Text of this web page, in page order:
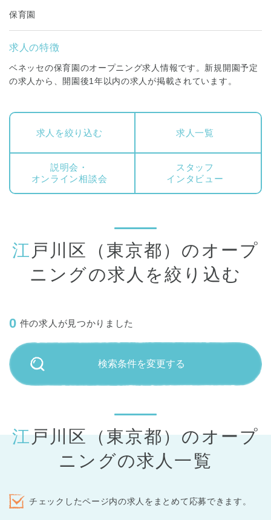
保育園
求人の特徴
ベネッセの保育園のオープニング求人情報です。新規開園予定
の求人から、開園後1年以内の求人が掲載されています。
求人を絞り込む 求人一覧
説明会・
オンライン相談会
スタッフ
インタビュー
江戸川区（東京都）のオープ
ニングの求人を絞り込む
0 件の求人が見つかりました
検索条件を変更する
江戸川区（東京都）のオープ
ニングの求人一覧
チェックしたページ内の求人をまとめて応募できます。